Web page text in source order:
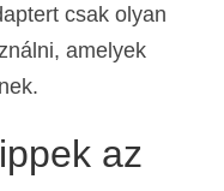
csak olyan
amelyek
az